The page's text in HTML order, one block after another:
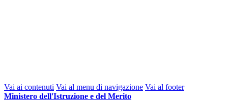
Vai ai contenuti Vai al menu di navigazione Vai al footer
Ministero dell'Istruzione e del Merito